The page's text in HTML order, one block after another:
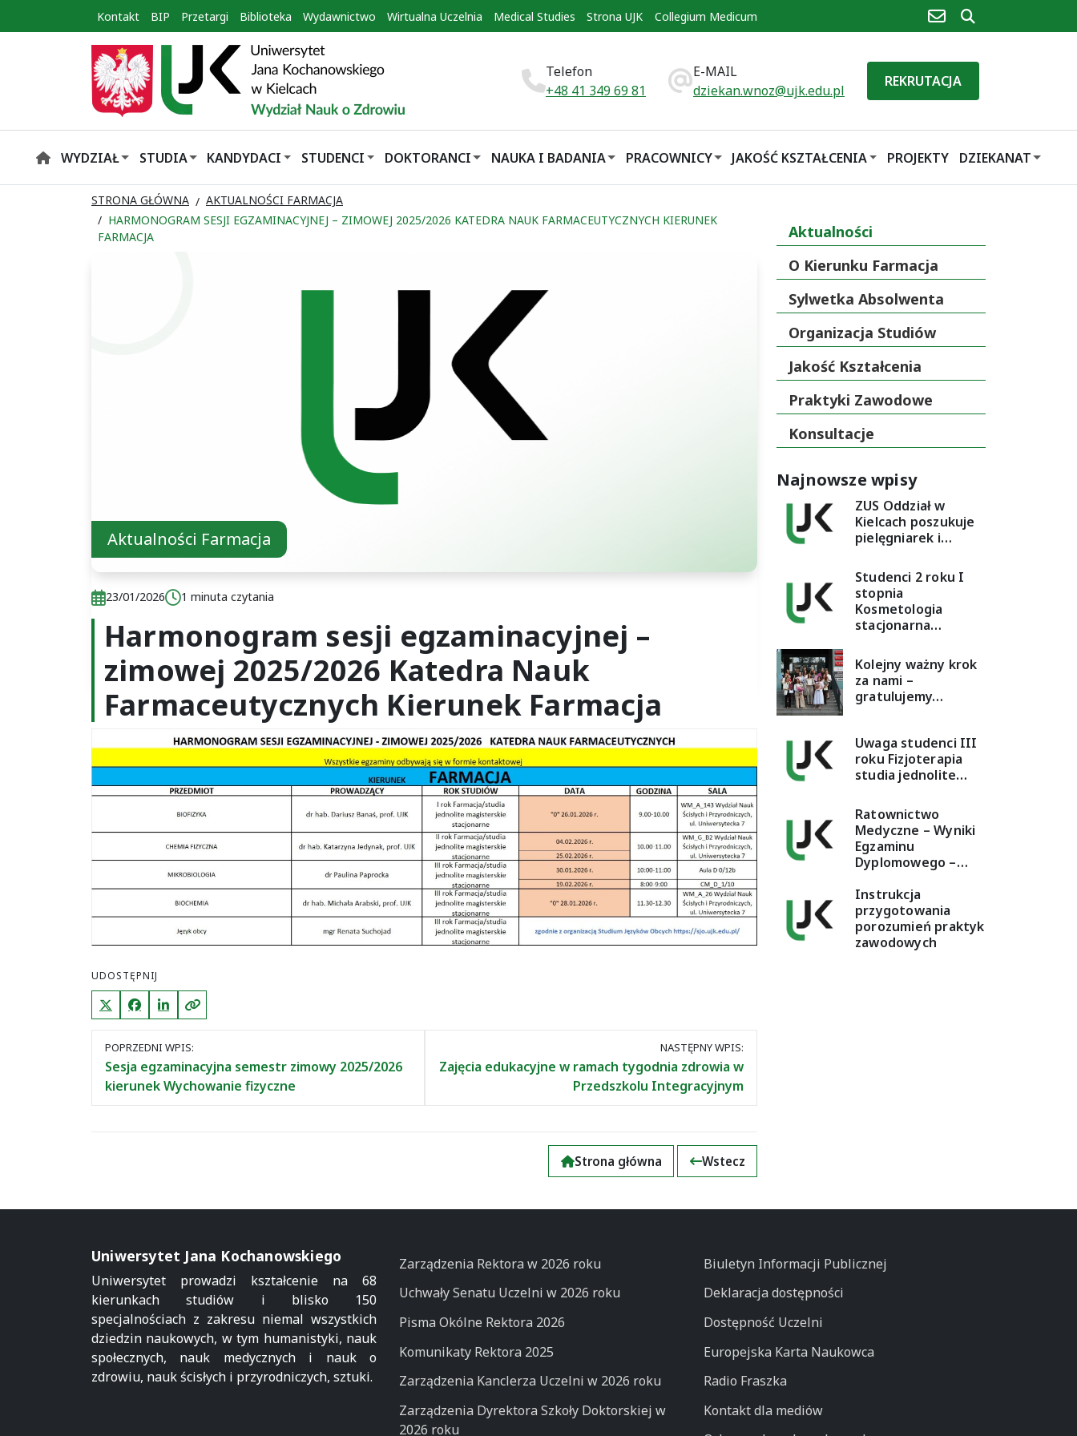
Kontakt BIP Przetargi Biblioteka Wydawnictwo Wirtualna Uczelnia Medical Studies Strona UJK Collegium Medicum poczta
Telefon
+48 41 349 69 81
E-MAIL
dziekan.wnoz@ujk.edu.pl
REKRUTACJA
HOMEWYDZIAŁ STUDIA KANDYDACI STUDENCI DOKTORANCI NAUKA I BADANIA PRACOWNICY JAKOŚĆ KSZTAŁCENIA PROJEKTY DZIEKANAT
STRONA GŁÓWNA
AKTUALNOŚCI FARMACJA
HARMONOGRAM SESJI EGZAMINACYJNEJ – ZIMOWEJ 2025/2026 KATEDRA NAUK FARMACEUTYCZNYCH KIERUNEK
FARMACJA
Aktualności Farmacja
Data publikacji:
23/01/2026Czas czytania:
1 minuta czytania
Harmonogram sesji egzaminacyjnej –
zimowej 2025/2026 Katedra Nauk
Farmaceutycznych Kierunek Farmacja
UDOSTĘPNIJ
X (Twitter)FacebookLinkedInKopiuj link
Nawigacja
między
wpisami
POPRZEDNI WPIS:
Sesja egzaminacyjna semestr zimowy 2025/2026
kierunek Wychowanie fizyczne
NASTĘPNY WPIS:
Zajęcia edukacyjne w ramach tygodnia zdrowia w
Przedszkolu Integracyjnym
Strona główna Wstecz
Aktualności
O Kierunku Farmacja
Sylwetka Absolwenta
Organizacja Studiów
Jakość Kształcenia
Praktyki Zawodowe
Konsultacje
Najnowsze wpisy
ZUS Oddział w
Kielcach poszukuje
pielęgniarek i…
Studenci 2 roku I
stopnia
Kosmetologia
stacjonarna…
Kolejny ważny krok
za nami –
gratulujemy…
Uwaga studenci III
roku Fizjoterapia
studia jednolite…
Ratownictwo
Medyczne – Wyniki
Egzaminu
Dyplomowego –…
Instrukcja
przygotowania
porozumień praktyk
zawodowych
Uniwersytet Jana Kochanowskiego
Uniwersytet prowadzi kształcenie na 68
kierunkach studiów i blisko 150
specjalnościach z zakresu niemal wszystkich
dziedzin naukowych, w tym humanistyki, nauk
społecznych, nauk medycznych i nauk o
zdrowiu, nauk ścisłych i przyrodniczych, sztuki.
Zarządzenia Rektora w 2026 roku
Uchwały Senatu Uczelni w 2026 roku
Pisma Okólne Rektora 2026
Komunikaty Rektora 2025
Zarządzenia Kanclerza Uczelni w 2026 roku
Zarządzenia Dyrektora Szkoły Doktorskiej w
2026 roku
Biuletyn Informacji Publicznej
Deklaracja dostępności
Dostępność Uczelni
Europejska Karta Naukowca
Radio Fraszka
Kontakt dla mediów